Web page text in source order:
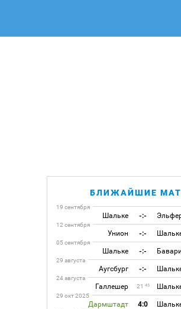
БЛИЖАЙШИЕ
19 сентября
Шальке -:-
12 сентября
Унион -:-
05 сентября
Шальке -:-
29 августа
Аугсбург -:-
24 августа
Галлешер 21 45
29 окт 2025
Дармштадт 4:0